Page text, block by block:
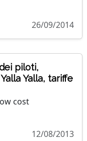
26/09/2014
piloti,
Yalla, tariffe
cost
12/08/2013